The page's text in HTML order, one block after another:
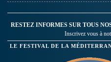
RESTEZ INFORMES SUR TOUS
Inscrivez vous à
LE FESTIVAL DE LA